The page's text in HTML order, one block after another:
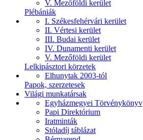
V. Mezőföldi kerület
Plébániák
I. Székesfehérvári kerület
II. Vértesi kerület
III. Budai kerület
IV. Dunamenti kerület
V. Mezőföldi kerület
Lelkipásztori körzetek
Elhunytak 2003-tól
Papok, szerzetesek
Világi munkatársak
Egyházmegyei Törvénykönyv
Papi Direktórium
Iratminták
Stóladíj táblázat